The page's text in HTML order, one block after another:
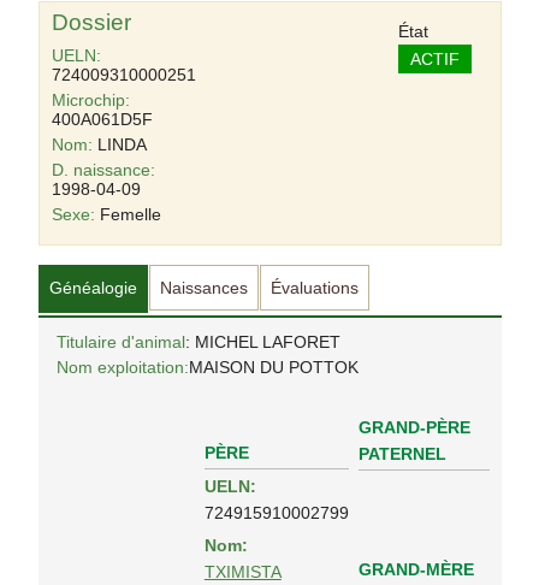
Dossier
UELN:
724009310000251
Microchip:
400A061D5F
Nom: LINDA
D. naissance:
1998-04-09
Sexe: Femelle
État
ACTIF
Généalogie Naissances Évaluations
Titulaire d'animal: MICHEL LAFORET
Nom exploitation:MAISON DU POTTOK
PÈRE
UELN:
724915910002799
Nom:
TXIMISTA
GRAND-PÈRE
PATERNEL
GRAND-MÈRE